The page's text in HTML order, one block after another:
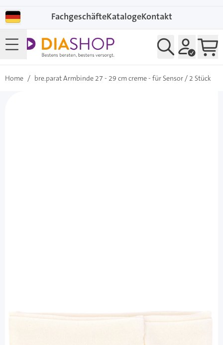
FachgeschäfteKatalogeKontakt
Home / bre.parat Armbinde 27 - 29 cm creme - für Sensor / 2 Stück
bre.parat Armbinde 27 - 29 cm creme -